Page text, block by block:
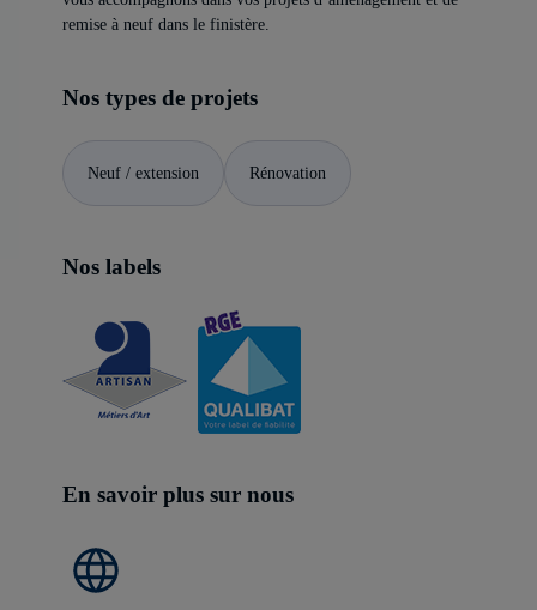
remise à neuf dans le finistère.
Nos types de projets
Neuf / extension Rénovation
Nos labels
En savoir plus sur nous